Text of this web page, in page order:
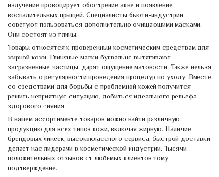
излучение провоцирует обострение акне и появление
воспалительных прыщей. Специалисты бьюти-индустрии
советуют пользоваться дополнительно очищающими масками.
Они состоят из глины.
Товары относятся к проверенным косметическим средствам для
жирной кожи. Глиняные маски буквально вытягивают
загрязненные частицы, дарят ощущение матовости. Также нельзя
забывать о регулярности проведения процедур по уходу. Вместе
со средствами для борьбы с проблемной кожей получится
решить неприятную ситуацию, добиться идеального рельефа,
здорового сияния.
В нашем ассортименте товаров можно найти различную
продукцию для всех типов кожи, включая жирную. Наличие
брендовых линеек, высококлассного сервиса, быстрой доставки
делает нас лидерами в косметической индустрии. Тысячи
положительных отзывов от любимых клиентов тому
подтверждение.